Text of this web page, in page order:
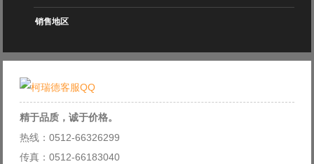
销售地区
精于品质，诚于价格。
热线：0512-66326299
传真：0512-66183040